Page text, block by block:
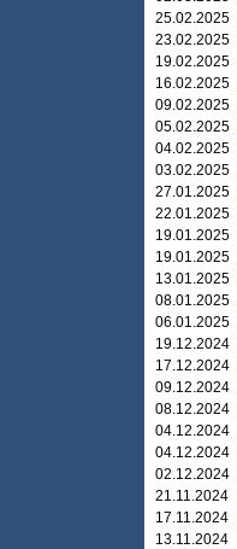
25.02.2025
23.02.2025
19.02.2025
16.02.2025
09.02.2025
05.02.2025
04.02.2025
03.02.2025
27.01.2025
22.01.2025
19.01.2025
19.01.2025
13.01.2025
08.01.2025
06.01.2025
19.12.2024
17.12.2024
09.12.2024
08.12.2024
04.12.2024
04.12.2024
02.12.2024
21.11.2024
17.11.2024
13.11.2024